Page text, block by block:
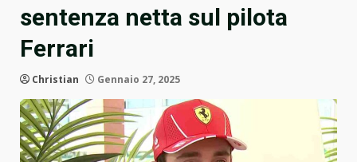
sentenza netta sul pilota
Ferrari
Christian Gennaio 27, 2025